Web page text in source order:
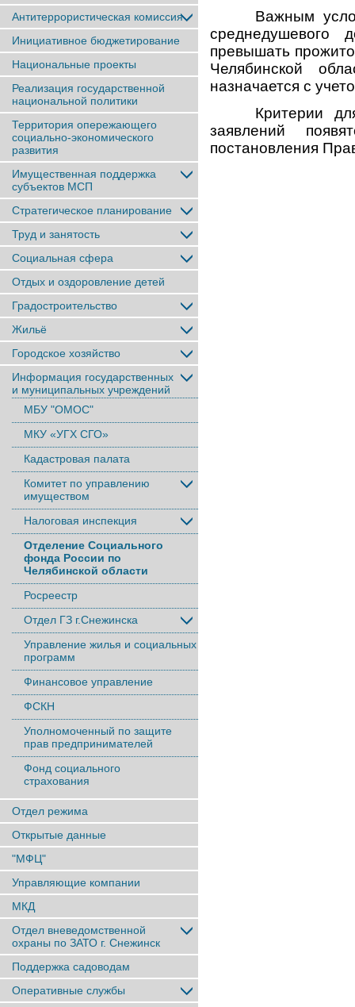
Антитеррористическая комиссия
Инициативное бюджетирование
Национальные проекты
Реализация государственной
национальной политики
Территория опережающего
социально-экономического
развития
Имущественная поддержка
субъектов МСП
Стратегическое планирование
Труд и занятость
Социальная сфера
Отдых и оздоровление детей
Градостроительство
Жильё
Городское хозяйство
Информация государственных
и муниципальных учреждений
МБУ "ОМОС"
МКУ «УГХ СГО»
Кадастровая палата
Комитет по управлению
имуществом
Налоговая инспекция
Отделение Социального
фонда России по
Челябинской области
Росреестр
Отдел ГЗ г.Снежинска
Управление жилья и социальных
программ
Финансовое управление
ФСКН
Уполномоченный по защите
прав предпринимателей
Фонд социального
страхования
Отдел режима
Открытые данные
"МФЦ"
Управляющие компании
МКД
Отдел вневедомственной
охраны по ЗАТО г. Снежинск
Поддержка садоводам
Оперативные службы
Важным
превышать
Челябинской
назначается с
Критерии
заявлений
постановления